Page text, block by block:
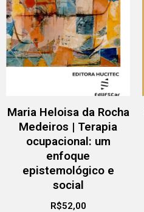
Maria Heloisa da Rocha
Medeiros | Terapia
ocupacional: um
enfoque
epistemológico e
social
R$52,00